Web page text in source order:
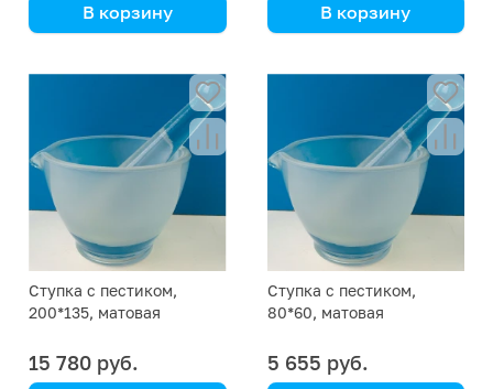
В корзину
(Кат. № 2231/632 538
В корзину
(Кат. № 2230/632 538
Ступка с пестиком,
200*135, матовая
15 780 руб.
Ступка с пестиком,
80*60, матовая
5 655 руб.